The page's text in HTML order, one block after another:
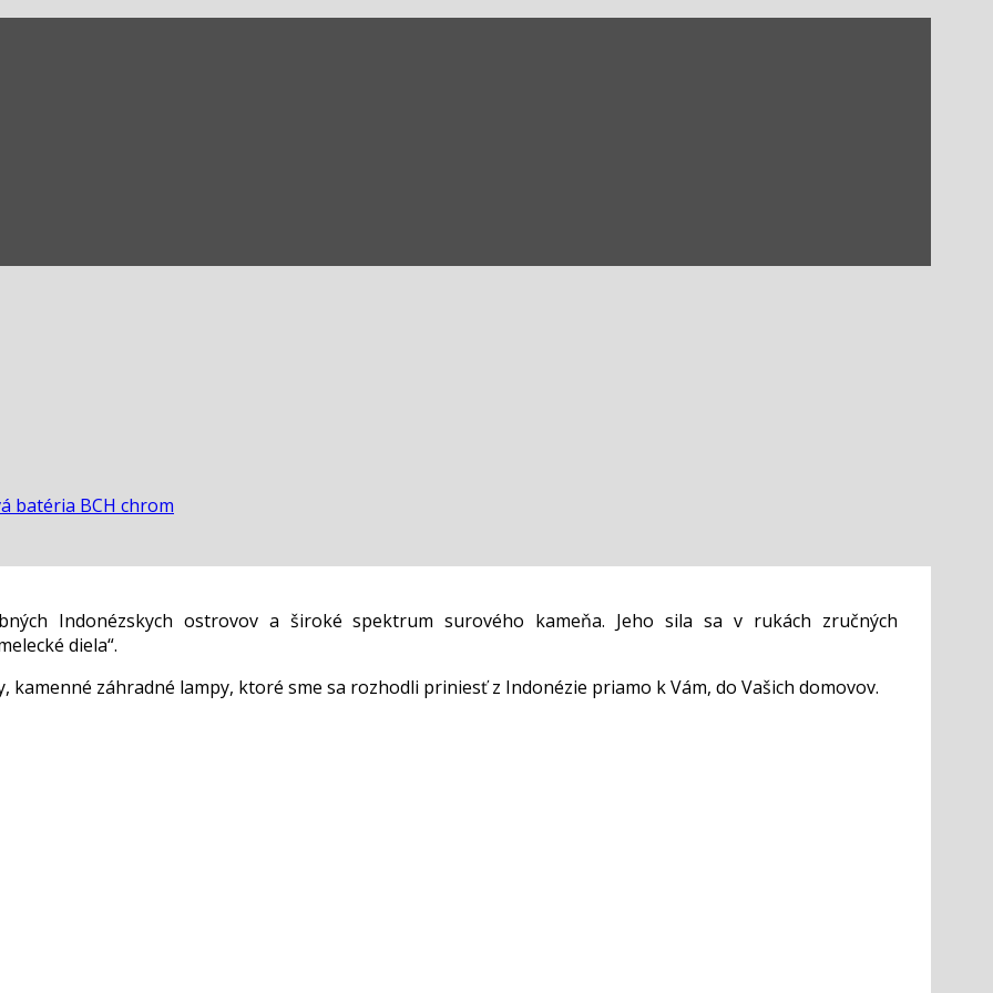
batéria BCH chrom
Indonézskych ostrovov a široké spektrum surového kameňa. Jeho sila sa v rukách zručných
diela“.
záhradné lampy, ktoré sme sa rozhodli priniesť z Indonézie priamo k Vám, do Vašich domovov.